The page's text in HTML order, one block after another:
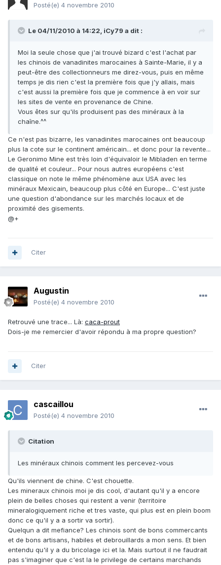
Posté(e) 4 novembre 2010
Le 04/11/2010 à 14:22, iCy79 a dit :
Moi la seule chose que j'ai trouvé bizard c'est l'achat par
les chinois de vanadinites marocaines à Sainte-Marie, il y a
peut-être des collectionneurs me direz-vous, puis en même
temps je dis rien c'est la première fois que j'y allais, mais
c'est aussi la première fois que je commence à en voir sur
les sites de vente en provenance de Chine.
Vous êtes sur qu'ils produisent pas des minéraux à la
chaîne.^^
Ce n'est pas bizarre, les vanadinites marocaines ont beaucoup
plus la cote sur le continent américain... et donc pour la revente...
Le Geronimo Mine est très loin d'équivaloir le Mibladen en terme
de qualité et couleur... Pour nous autres européens c'est
classique on note le même phénomène aux USA avec les
minéraux Mexicain, beaucoup plus côté en Europe... C'est juste
une question d'abondance sur les marchés locaux et de
proximité des gisements.
@+
Citer
Augustin
Posté(e) 4 novembre 2010
Retrouvé une trace... Là: caca-prout
Dois-je me remercier d'avoir répondu à ma propre question?
Citer
cascaillou
Posté(e) 4 novembre 2010
Citation
Les minéraux chinois comment les percevez-vous
Qu'ils viennent de chine. C'est chouette.
Les mineraux chinois moi je dis cool, d'autant qu'il y a encore
plein de belles choses qui restent a venir (territoire
mineralogiquement riche et tres vaste, qui plus est en plein boom
donc ce qu'il y a a sortir va sortir).
Quelqun a dit mefiance? Les chinois sont de bons commercants
et de bons artisans, habiles et debrouillards a mon sens. Et bien
entendu qu'il y a du bricolage ici et la. Mais surtout il ne faudrait
pas s'imaginer que c'est la le privilege de certains marchands